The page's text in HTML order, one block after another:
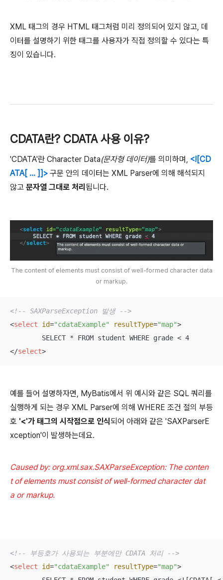
XML 태그의 경우 HTML 태그처럼 미리 정의되어 있지 않고, 데
이터를 설명하기 위한 태그를 사용자가 직접 정의할 수 있다는 특
징이 있습니다.
CDATA란? CDATA 사용 이유?
'CDATA'란 Character Data(문자형 데이터)를 의미하며, <![CD
ATA[ ... ]]> 구문 안의 데이터는 XML Parser에 의해 해석되지
않고 문자열 그대로 처리 됩니다.
The content of elements must consist of well-formed character data
or markup.
<!-- SAXParseException 발생 -->
<select id="cdataExample" resultType="map">
</select>
예를 들어 설명하자면, MyBatis에서 위 예시와 같은 SQL 쿼리를
실행하게 되는 경우 XML Parser에 의해 WHERE 조건 절의 부등
호 '<'가 태그의 시작점으로 인식되어 아래와 같은 'SAXParserE
xception'이 발생하는데요.
Caused by: org.xml.sax.SAXParseException: The conten
t of elements must consist of well-formed character dat
a or markup.
<!-- 부등호가 사용되는 부분에만 CDATA 처리 -->
<select id="cdataExample" resultType="map">